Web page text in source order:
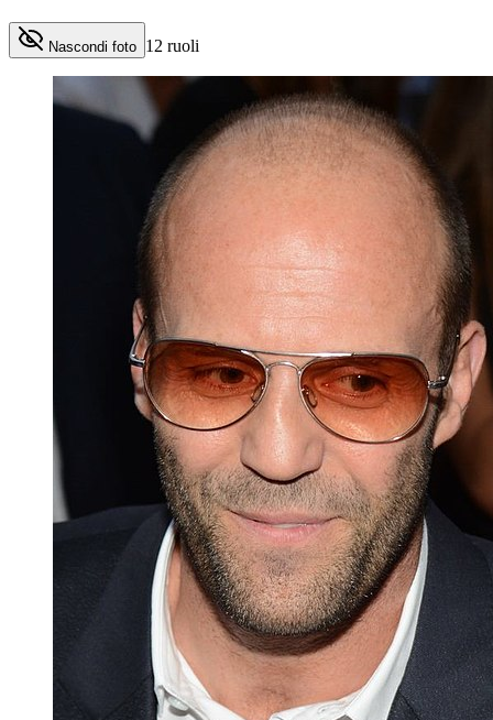
Nascondi foto 12 ruoli